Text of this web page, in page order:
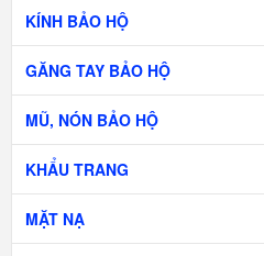
KÍNH BẢO HỘ
GĂNG TAY BẢO HỘ
MŨ, NÓN BẢO HỘ
KHẨU TRANG
MẶT NẠ